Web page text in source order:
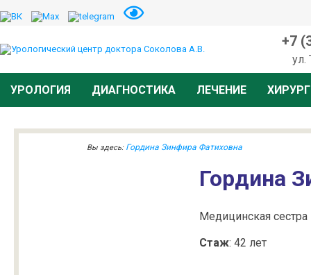
+7
ул.
УРОЛОГИЯ ДИАГНОСТИКА ЛЕЧЕНИЕ
Вы здесь:Гордина Зинфира Фатиховна
Гордина
Медицинская сестра
Стаж: 42 лет